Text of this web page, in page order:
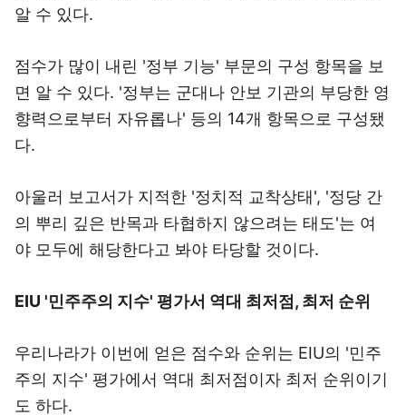
알 수 있다.
점수가 많이 내린 '정부 기능' 부문의 구성 항목을 보
면 알 수 있다. '정부는 군대나 안보 기관의 부당한 영
향력으로부터 자유롭나' 등의 14개 항목으로 구성됐
다.
아울러 보고서가 지적한 '정치적 교착상태', '정당 간
의 뿌리 깊은 반목과 타협하지 않으려는 태도'는 여
야 모두에 해당한다고 봐야 타당할 것이다.
EIU '민주주의 지수' 평가서 역대 최저점, 최저 순위
우리나라가 이번에 얻은 점수와 순위는 EIU의 '민주
주의 지수' 평가에서 역대 최저점이자 최저 순위이기
도 하다.